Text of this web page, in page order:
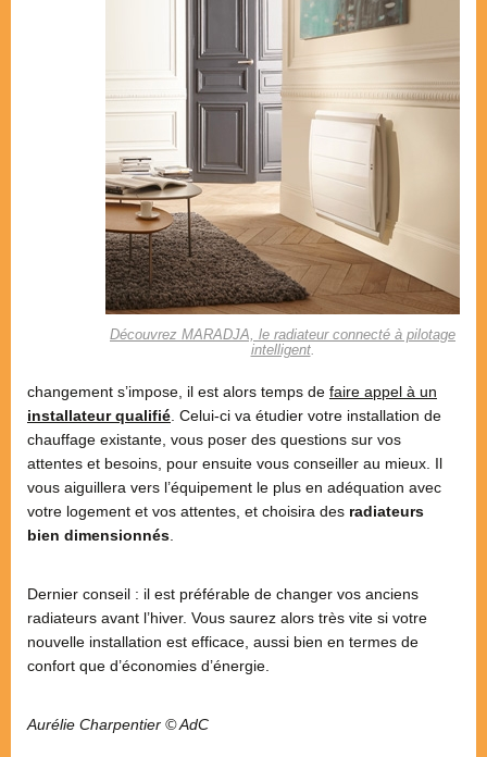
Découvrez MARADJA, le radiateur connecté à pilotage
intelligent.
changement s’impose, il est alors temps de faire appel à un
installateur qualifié. Celui-ci va étudier votre installation de
chauffage existante, vous poser des questions sur vos
attentes et besoins, pour ensuite vous conseiller au mieux. Il
vous aiguillera vers l’équipement le plus en adéquation avec
votre logement et vos attentes, et choisira des radiateurs
bien dimensionnés.
Dernier conseil : il est préférable de changer vos anciens
radiateurs avant l’hiver. Vous saurez alors très vite si votre
nouvelle installation est efficace, aussi bien en termes de
confort que d’économies d’énergie.
Aurélie Charpentier © AdC